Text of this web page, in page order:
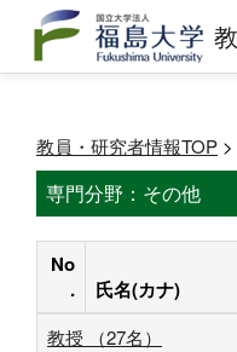
教員・研究者情報TOP
専門分野：その他
No
.
氏名(カナ)
教授 （27名）